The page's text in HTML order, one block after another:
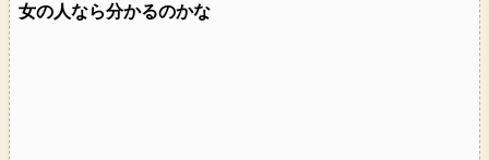
女の人なら分かるのかな